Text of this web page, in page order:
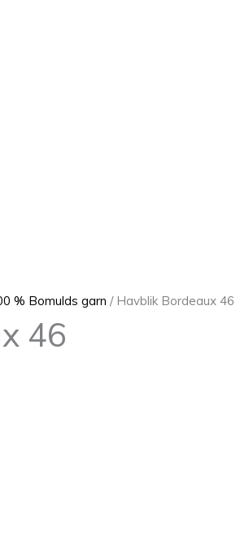
% Bomulds garn / Havblik Bordeaux 46
46